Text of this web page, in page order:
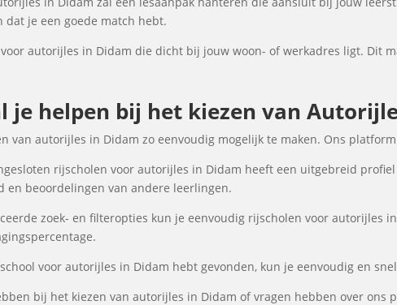
je een goede match hebt.
autorijles in Didam die dicht bij jouw woon- of werkadres ligt. Dit
je helpen bij het kiezen van
van autorijles in Didam zo eenvoudig mogelijk te maken. Ons
rijscholen voor autorijles in Didam heeft een uitgebreid
en beoordelingen van andere leerlingen.
zoek- en filteropties kun je eenvoudig rijscholen voor autorijles
voor autorijles in Didam hebt gevonden, kun je eenvoudig en
bij het kiezen van autorijles in Didam of vragen hebben over ons